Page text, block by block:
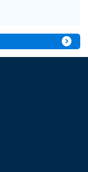
expand_circle_right